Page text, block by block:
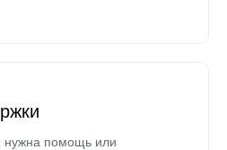
нужна помощь или